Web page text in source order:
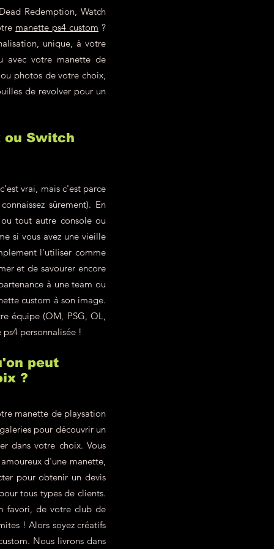
Redemption, Watch
manette ps4 custom ?
unique, à votre
avec votre manette de
photos de votre choix,
de revolver pour un
ou Switch
vrai, mais c'est parce
sûrement). En
tout autre console ou
si vous avez une vieille
l'utiliser comme
et de savourer encore
à une team ou
custom à son image.
équipe (OM, PSG, OL,
personnalisée !
peut
?
manette de playsation
pour découvrir un
dans votre choix. Vous
d'une manette,
pour obtenir un devis
tous types de clients.
favori, de votre club de
! Alors soyez créatifs
Nous livrons dans